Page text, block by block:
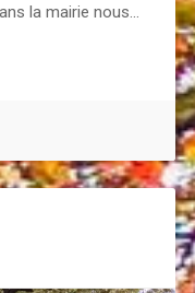
la mairie nous…